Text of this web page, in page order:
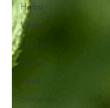
Herbst
Winter
Log-Buch
Garten
Wald
Sternenzeit